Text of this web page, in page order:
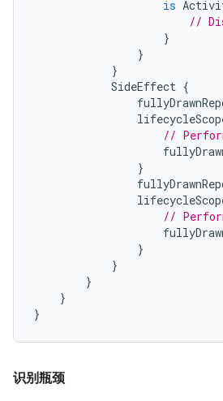
is
//
}
}
}
SideEffect {
//
}
//
}
}
}
}
}
识别瓶颈